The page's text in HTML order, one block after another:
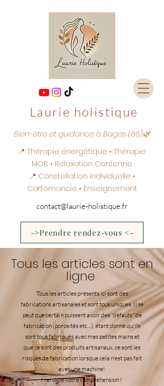
Laurie holistique
Bien-être et guidance à Bages (66)🌿
📍 Thérapie énergétique • Thérapie
MOB • Relaxation Coréenne
📍 Constellation individuelle •
Cartomancie • Enseignement
contact@laurie-holistique.fr
->Prendre rendez-vous <-
Tous les articles sont en
ligne
Tous les articles présents ici sont des
fabrications artisanales et sont tous uniques. Il se
peut que certain puissent avoir des "défauts" de
fabrication (porosités etc ...), étant donné qu'ils
sont tous fabriqués avec mes petites mains et
que ce sont des produits artisanaux, ce sont les
risques de fabrication lorsque cela n'est pas fait
avec une machine!
Merci de votre compréhension !